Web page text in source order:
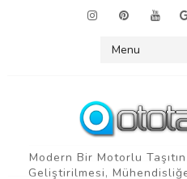
Modern Bir Motorlu
Geliştirilmesi,